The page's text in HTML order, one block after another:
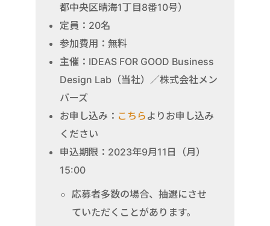
都中央区晴海1丁目8番10号）
定員：20名
参加費用：無料
主催：IDEAS FOR GOOD Business
Design Lab（当社）／株式会社メン
バーズ
お申し込み： こちら よりお申し込み
ください
申込期限：2023年9月11日（月）
15:00
応募者多数の場合、抽選にさせ
ていただくことがあります。